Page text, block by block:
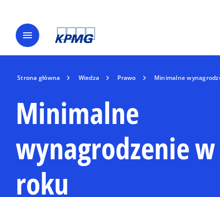
menu
Strona główna Wiedza Prawo Minimalne
Minimalne
wynagrodzenie
roku